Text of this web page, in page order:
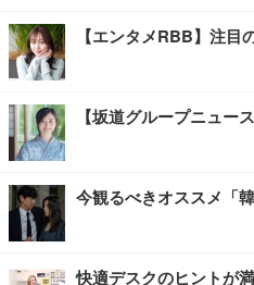
【エンタメRBB】注目
【坂道グループニュー
今観るべきオススメ「
快適デスクのヒントが